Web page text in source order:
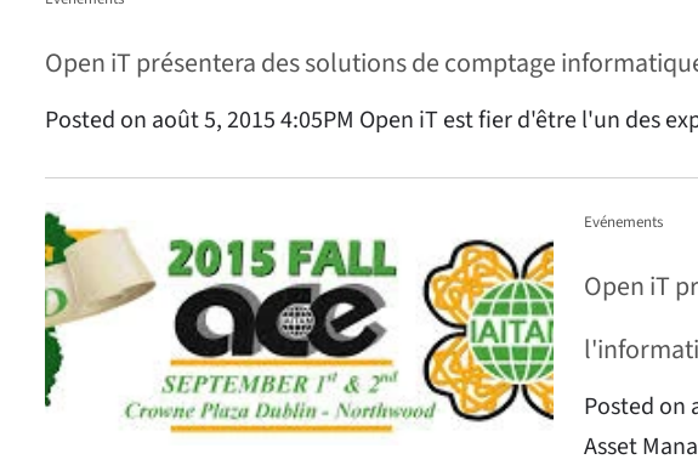
Open iT présentera des solutions de comptage
Posted on août 5, 2015 4:05PM Open iT est fier d'être l'un des
Evénements
Open iT
Posted on
Asset